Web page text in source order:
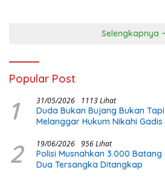
Selengkapnya
Popular Post
1 31/05/2026 1113 Lihat
Duda Bukan Bujang Bukan
Melanggar Hukum Nikahi
2 19/06/2026 956 Lihat
Polisi Musnahkan 3.000
Dua Tersangka Ditangkap